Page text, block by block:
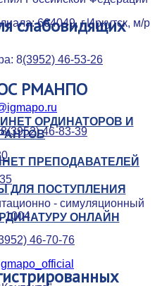
слабовидящих
для слабовидящих
РМАНПО
ОРДИНАТОРОВ И
ПРЕПОДАВАТЕЛЕЙ
ДЛЯ ПОСТУПЛЕНИЯ
ОНЛАЙН
664049, г.Иркутск, м/р
8(3952) 46-53-26
(3952) 46-83-39
- симуляционный
1004
46-70-76